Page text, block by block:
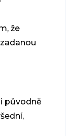
že
původně